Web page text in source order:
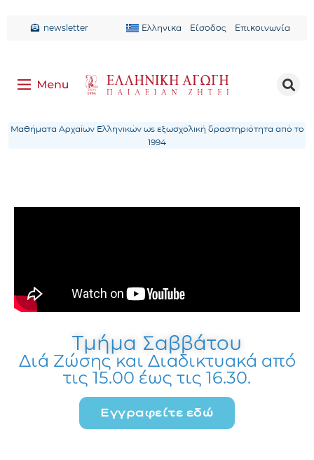
newsletter Ελληνικα Είσοδος Επικοινωνία
Μαθήματα Αρχαίων Ελληνικών ως εξωσχολική δραστηριότητα από το
1994
Τμήμα Σαββάτου
Διά Ζώσης και Διαδικτυακά από
τις 15.00 έως τις 16.30.
Εγγραφείτε εδώ